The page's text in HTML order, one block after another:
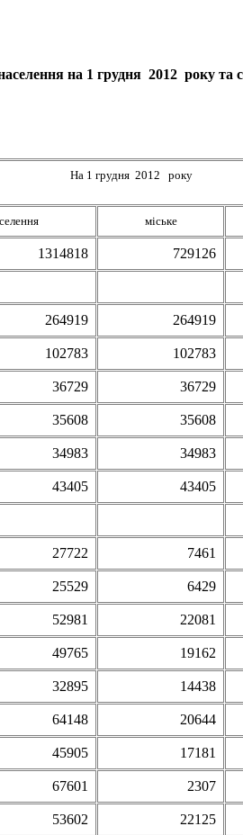
на 1 грудня 2012 року та
На 1 грудня 2012 року
міське
1314818 729126
264919 264919
102783 102783
36729 36729
35608 35608
34983 34983
43405 43405
27722 7461
25529 6429
52981 22081
49765 19162
32895 14438
64148 20644
45905 17181
67601 2307
53602 22125